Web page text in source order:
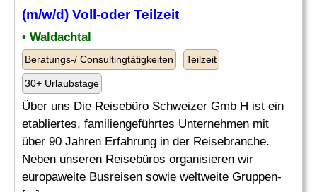
(m/w/d) Voll-oder Teilzeit
• Waldachtal
Beratungs-/ Consultingtätigkeiten Teilzeit
30+ Urlaubstage
Über uns Die Reisebüro Schweizer Gmb H ist ein
etabliertes, familiengeführtes Unternehmen mit
über 90 Jahren Erfahrung in der Reisebranche.
Neben unseren Reisebüros organisieren wir
europaweite Busreisen sowie weltweite Gruppen-